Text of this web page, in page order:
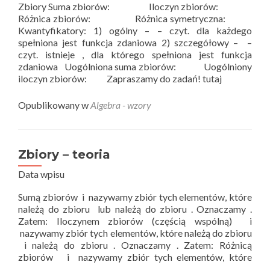
Zbiory Suma zbiorów: Iloczyn zbiorów:
Różnica zbiorów: Różnica symetryczna:
Kwantyfikatory: 1) ogólny – – czyt. dla każdego
spełniona jest funkcja zdaniowa 2) szczegółowy – –
czyt. istnieje , dla którego spełniona jest funkcja
zdaniowa Uogólniona suma zbiorów: Uogólniony
iloczyn zbiorów: Zapraszamy do zadań! tutaj
Opublikowany wAlgebra - wzory
Zbiory – teoria
Data wpisu
Sumą zbiorów i nazywamy zbiór tych elementów, które
należą do zbioru lub należą do zbioru . Oznaczamy .
Zatem: Iloczynem zbiorów (częścią wspólną) i
nazywamy zbiór tych elementów, które należą do zbioru
i należą do zbioru . Oznaczamy . Zatem: Różnicą
zbiorów i nazywamy zbiór tych elementów, które